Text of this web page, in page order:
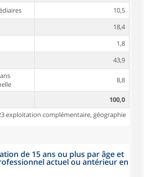
10,5
18,4
1,8
43,9
8,8
100,0
exploitation complémentaire, géographie
de 15 ans ou plus par âge et
actuel ou antérieur en